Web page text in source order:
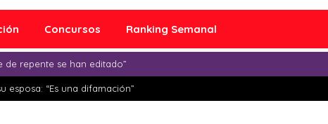
Concursos Ranking Semanal
de repente se han editado”
“Es una difamación”